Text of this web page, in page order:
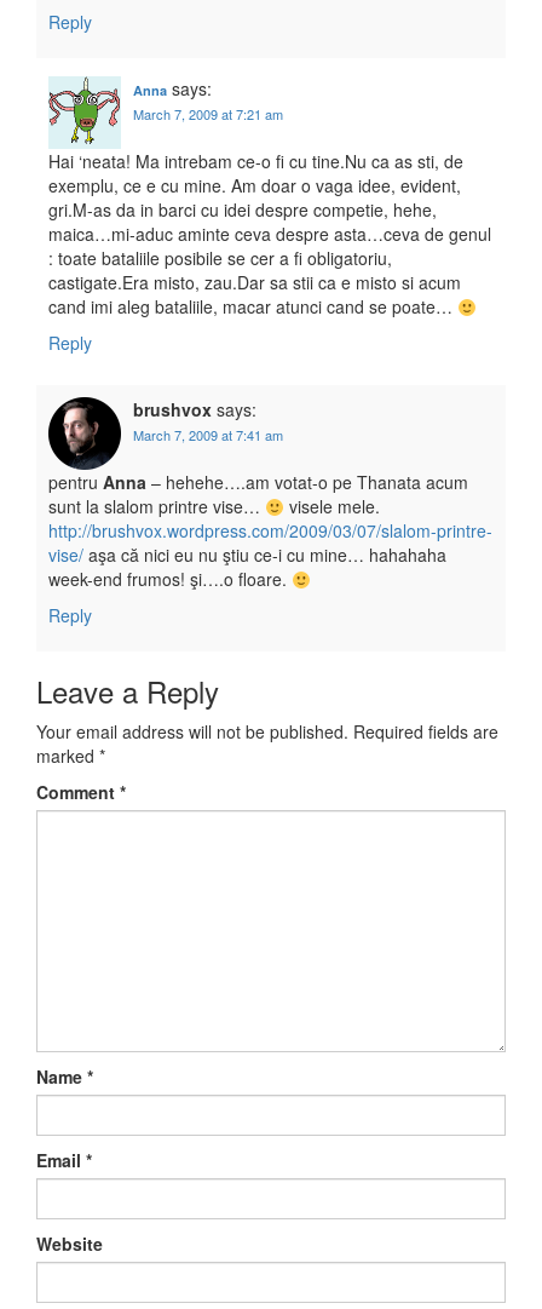
Reply
Anna says:
March 7, 2009 at 7:21 am
Hai ‘neata! Ma intrebam ce-o fi cu tine.Nu ca as sti, de
exemplu, ce e cu mine. Am doar o vaga idee, evident,
gri.M-as da in barci cu idei despre competie, hehe,
maica…mi-aduc aminte ceva despre asta…ceva de genul
: toate bataliile posibile se cer a fi obligatoriu,
castigate.Era misto, zau.Dar sa stii ca e misto si acum
cand imi aleg bataliile, macar atunci cand se poate…
Reply
brushvox says:
March 7, 2009 at 7:41 am
pentru Anna – hehehe….am votat-o pe Thanata acum
sunt la slalom printre vise…
visele mele.
http://brushvox.wordpress.com/2009/03/07/slalom-printre-
vise/ aşa că nici eu nu ştiu ce-i cu mine… hahahaha
week-end frumos! şi….o floare.
Reply
Leave a Reply
Your email address will not be published. Required fields are
marked *
Comment *
Name *
Email *
Website